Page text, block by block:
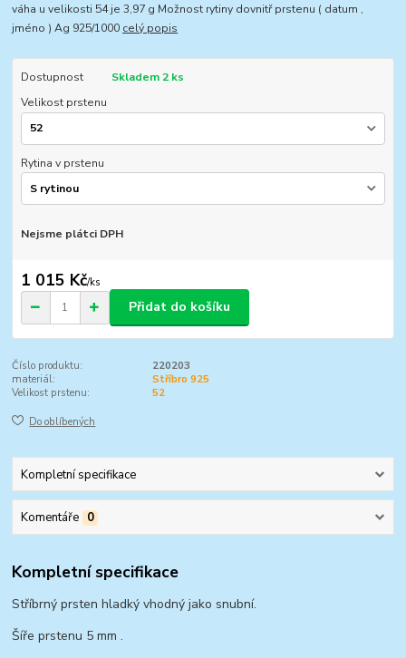
váha u velikosti 54 je 3,97 g Možnost rytiny dovnitř prstenu ( datum ,
jméno ) Ag 925/1000 celý popis
Dostupnost
Skladem 2 ks
Velikost prstenu
Rytina v prstenu
Nejsme plátci DPH
1 015 Kč/ks
Přidat do košíku
Číslo produktu:
220203
materiál:
Stříbro 925
Velikost prstenu:
52
Do oblíbených
Kompletní specifikace
Komentáře 0
Kompletní specifikace
Stříbrný prsten hladký vhodný jako snubní.
Šíře prstenu 5 mm .